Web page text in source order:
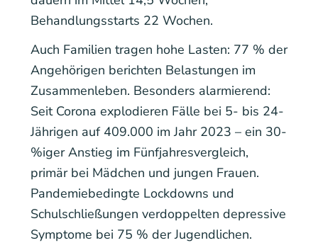
Behandlungsstarts 22 Wochen.
Auch Familien tragen hohe Lasten: 77 % der
Angehörigen berichten Belastungen im
Zusammenleben. Besonders alarmierend:
Seit Corona explodieren Fälle bei 5- bis 24-
Jährigen auf 409.000 im Jahr 2023 – ein 30-
%iger Anstieg im Fünfjahresvergleich,
primär bei Mädchen und jungen Frauen.
Pandemiebedingte Lockdowns und
Schulschließungen verdoppelten depressive
Symptome bei 75 % der Jugendlichen.